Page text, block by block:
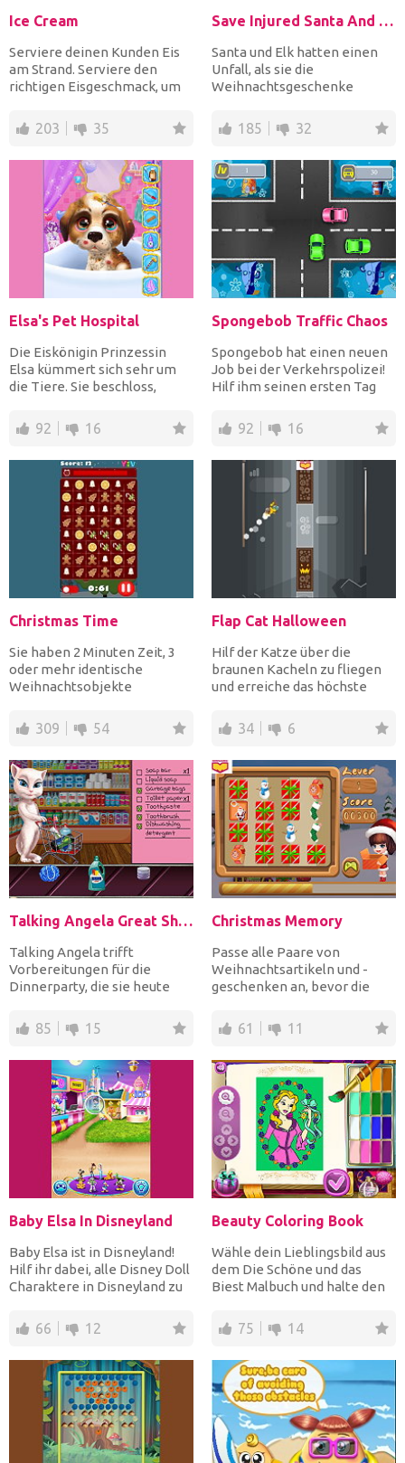
Ice Cream
Serviere deinen Kunden Eis
am Strand. Serviere den
richtigen Eisgeschmack, um
203 35
Save Injured Santa And Christmas Elk
Santa und Elk hatten einen
Unfall, als sie die
Weihnachtsgeschenke
Sie b...185 32
Elsa's Pet Hospital
Die Eiskönigin Prinzessin
Elsa kümmert sich sehr um
die Tiere. Sie beschloss,
92 16
Spongebob Traffic Chaos
Spongebob hat einen neuen
Job bei der Verkehrspolizei!
Hilf ihm seinen ersten Tag
92 16
Christmas Time
Sie haben 2 Minuten Zeit, 3
oder mehr identische
Weihnachtsobjekte
kombi...
309 54
Flap Cat Halloween
Hilf der Katze über die
braunen Kacheln zu fliegen
und erreiche das höchste
34 6
Talking Angela Great Shopping
Talking Angela trifft
Vorbereitungen für die
Dinnerparty, die sie heute
85 15
Christmas Memory
Passe alle Paare von
Weihnachtsartikeln und -
geschenken an, bevor die
gewinnen....
61 11
Baby Elsa In Disneyland
Baby Elsa ist in Disneyland!
Hilf ihr dabei, alle Disney Doll
Charaktere in Disneyland zu
66 12
Beauty Coloring Book
Wähle dein Lieblingsbild aus
dem Die Schöne und das
Biest Malbuch und halte den
75 14